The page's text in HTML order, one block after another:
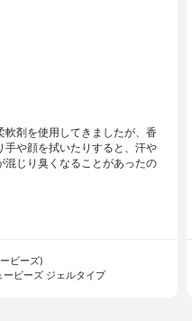
軟剤を使用してきましたが、香
手や顔を拭いたりすると、汗や
混じり臭くなることがあったの
ビーズ)
ービーズ ジェルタイプ